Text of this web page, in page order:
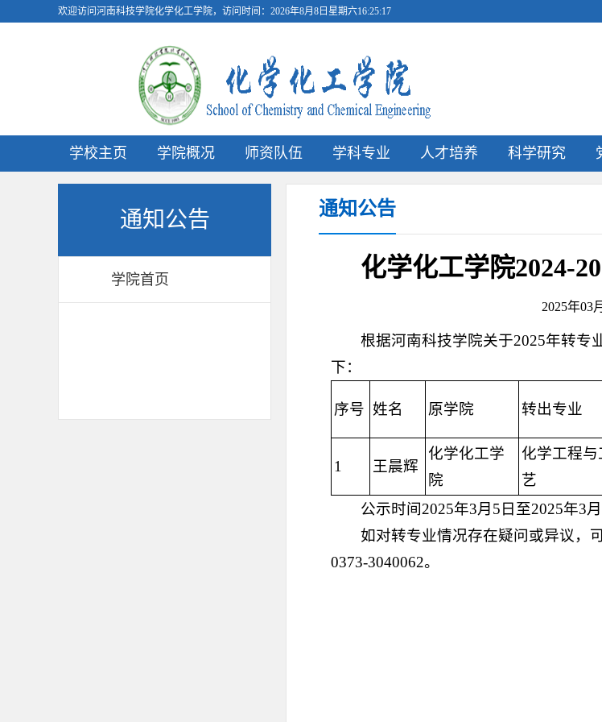
欢迎访问河南科技学院化学化工学院，访问时间： 2026年8月8日星期六16:25:17
学校主页 学院概况 师资队伍 学科专业 人才培养 科学研究
通知公告
学院首页
通知公告
化学化工学院2024-
2025年03
根据河南科技学院关于2025年转专
下：
序号 姓名 原学院 转出专业
1 王晨辉
化学化工学
院
化学工程与
艺
公示时间2025年3月5日至2025年3月
如对转专业情况存在疑问或异议，
0373-3040062。